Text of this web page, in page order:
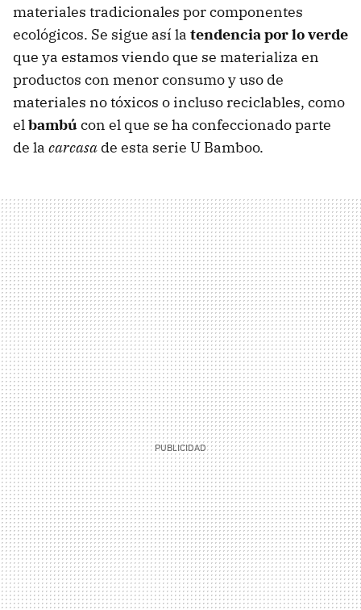
materiales tradicionales por componentes
ecológicos. Se sigue así la tendencia por lo verde
que ya estamos viendo que se materializa en
productos con menor consumo y uso de
materiales no tóxicos o incluso reciclables, como
elbambúcon el que se ha confeccionado parte
de la carcasa de esta serie U Bamboo.